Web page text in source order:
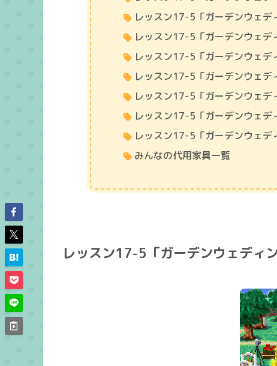
レッスン17-5「ガーデンウェデ
レッスン17-5「ガーデンウェデ
レッスン17-5「ガーデンウェデ
レッスン17-5「ガーデンウェデ
レッスン17-5「ガーデンウェデ
レッスン17-5「ガーデンウェデ
レッスン17-5「ガーデンウェデ
みんなの代用家具一覧
レッスン17-5「ガーデンウェディン